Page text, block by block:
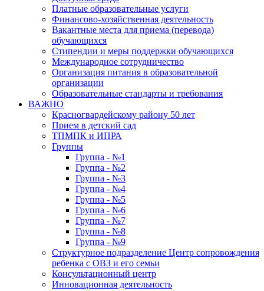
Платные образовательные услуги
Финансово-хозяйственная деятельность
Вакантные места для приема (перевода)
обучающихся
Стипендии и меры поддержки обучающихся
Международное сотрудничество
Организация питания в образовательной
организации
Образовательные стандарты и требования
ВАЖНО
Красногвардейскому району 50 лет
Прием в детский сад
ТПМПК и ИПРА
Группы
Группа - №1
Группа - №2
Группа - №3
Группа - №4
Группа - №5
Группа - №6
Группа - №7
Группа - №8
Группа - №9
Структурное подразделение Центр сопровождения
ребенка с ОВЗ и его семьи
Консультационный центр
Инновационная деятельность